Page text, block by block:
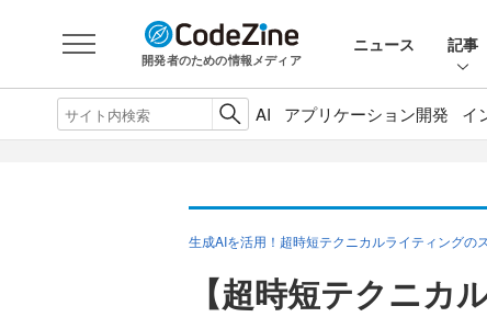
開発者のための情報メディア
ニュース 記事
AI アプリケーション開発 イ
生成AIを活用！超時短テクニカルライティングの
【超時短テクニカ